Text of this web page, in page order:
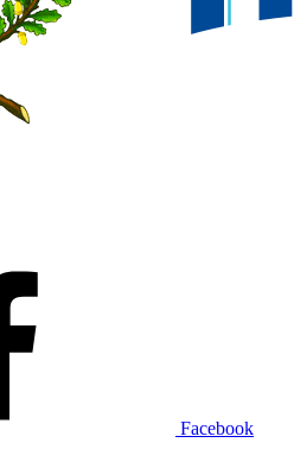
Facebook